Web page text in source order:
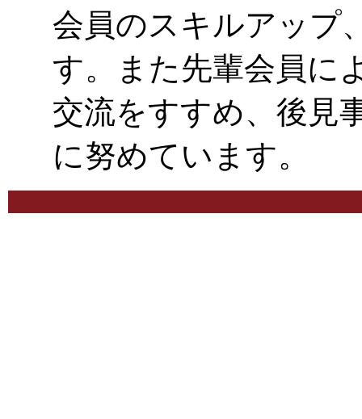
会員のスキルアップ
す。また先輩会員に
交流をすすめ、後見
に努めています。